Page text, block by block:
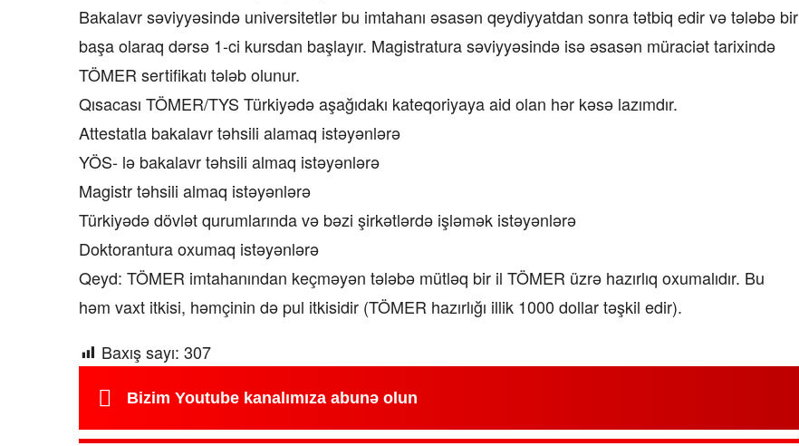
Bakalavr səviyyəsində universitetlər bu imtahanı əsasən qeydiyyatdan sonra tətbiq edir və tələbə bir
başa olaraq dərsə 1-ci kursdan başlayır. Magistratura səviyyəsində isə əsasən müraciət tarixində
TÖMER sertifikatı tələb olunur.
Qısacası TÖMER/TYS Türkiyədə aşağıdakı kateqoriyaya aid olan hər kəsə lazımdır.
Attestatla bakalavr təhsili alamaq istəyənlərə
YÖS- lə bakalavr təhsili almaq istəyənlərə
Magistr təhsili almaq istəyənlərə
Türkiyədə dövlət qurumlarında və bəzi şirkətlərdə işləmək istəyənlərə
Doktorantura oxumaq istəyənlərə
Qeyd: TÖMER imtahanından keçməyən tələbə mütləq bir il TÖMER üzrə hazırlıq oxumalıdır. Bu
həm vaxt itkisi, həmçinin də pul itkisidir (TÖMER hazırlığı illik 1000 dollar təşkil edir).
Baxış sayı: 307
Bizim Youtube kanalımıza abunə olun